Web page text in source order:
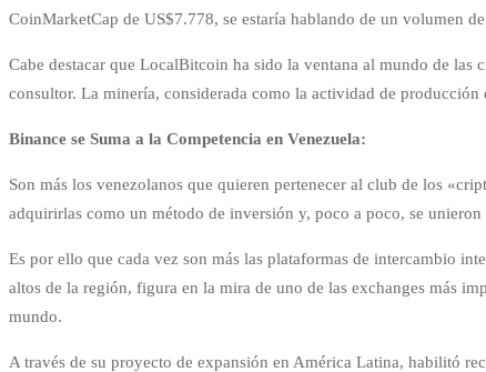
CoinMarketCap de US$7.778, se estaría hablando de un volumen
Cabe destacar que LocalBitcoin ha sido la ventana al mundo de las
consultor. La minería, considerada como la actividad de
Binance se Suma a la Competencia en Venezuela:
Son más los venezolanos que quieren pertenecer al club de los
adquirirlas como un método de inversión y, poco a poco, se
Es por ello que cada vez son más las plataformas de intercambio
altos de la región, figura en la mira de uno de las exchanges más
mundo.
A través de su proyecto de expansión en América Latina, habilitó